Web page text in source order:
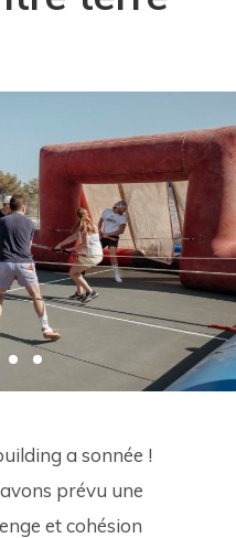
a sonnée !
prévu une
et cohésion